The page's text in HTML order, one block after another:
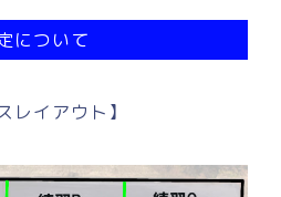
について
レイアウト】